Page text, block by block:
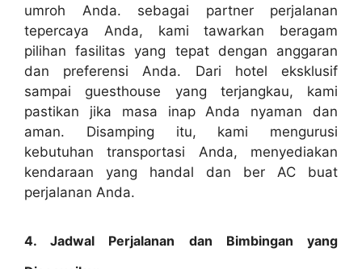
umroh Anda. sebagai partner perjalanan
tepercaya Anda, kami tawarkan beragam
pilihan fasilitas yang tepat dengan anggaran
dan preferensi Anda. Dari hotel eksklusif
sampai guesthouse yang terjangkau, kami
pastikan jika masa inap Anda nyaman dan
aman. Disamping itu, kami mengurusi
kebutuhan transportasi Anda, menyediakan
kendaraan yang handal dan ber AC buat
perjalanan Anda.
4. Jadwal Perjalanan dan Bimbingan yang